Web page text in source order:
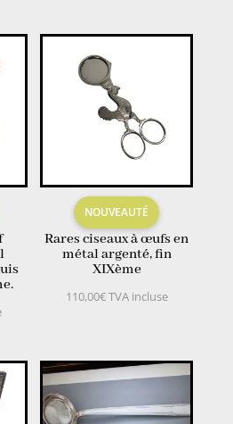
NOUVEAUTÉ
Rares ciseaux à œufs en
métal argenté, fin
XIXème
110,00€TVA incluse